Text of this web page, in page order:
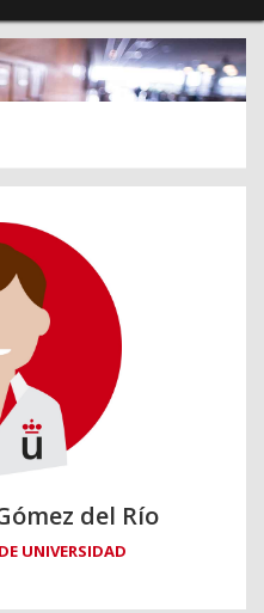
del Río
UNIVERSIDAD